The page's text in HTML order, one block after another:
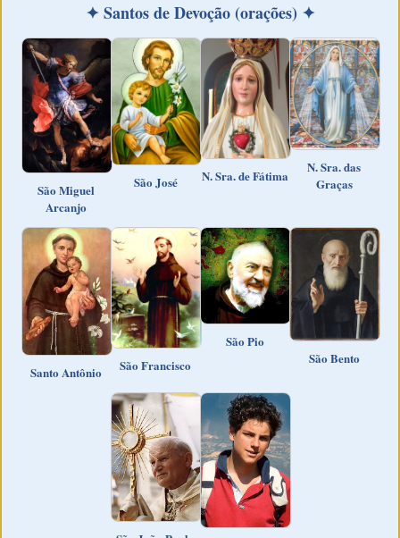
✦ Santos de Devoção (orações) ✦
São Miguel
Arcanjo
São José N. Sra. de Fátima
N. Sra. das
Graças
Santo Antônio São Francisco
São Pio
São Bento